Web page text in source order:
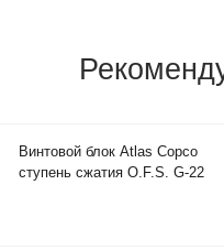
Винтовой блок Atlas Copco
ступень сжатия O.F.S. G-22